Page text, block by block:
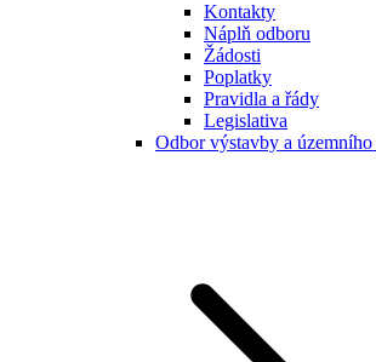
Kontakty
Náplň odboru
Žádosti
Poplatky
Pravidla a řády
Legislativa
Odbor výstavby a